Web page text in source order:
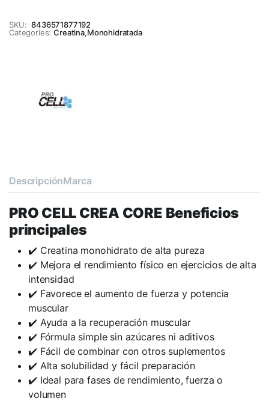
SKU: 8436571877192
Categories: Creatina,Monohidratada
DescripciónMarca
PRO CELL CREA CORE Beneficios
principales
✔️ Creatina monohidrato de alta pureza
✔️ Mejora el rendimiento físico en ejercicios de alta
intensidad
✔️ Favorece el aumento de fuerza y potencia
muscular
✔️ Ayuda a la recuperación muscular
✔️ Fórmula simple sin azúcares ni aditivos
✔️ Fácil de combinar con otros suplementos
✔️ Alta solubilidad y fácil preparación
✔️ Ideal para fases de rendimiento, fuerza o
volumen